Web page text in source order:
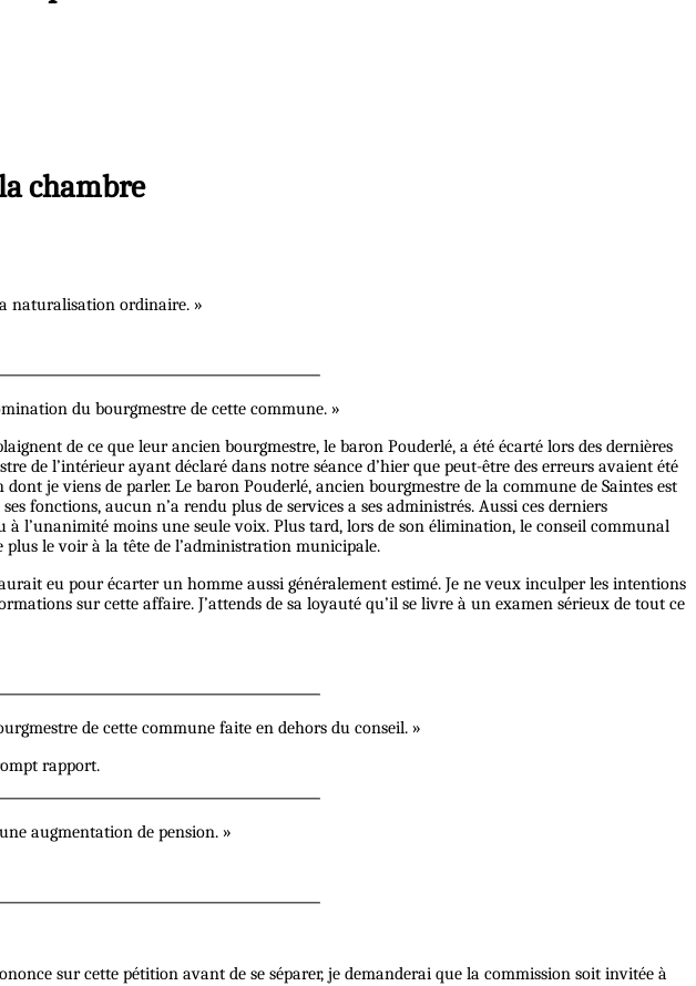
chambre
naturalisation ordinaire. »
du bourgmestre de cette commune. »
de ce que leur ancien bourgmestre, le baron Pouderlé, a été écarté lors des dernières
de l’intérieur ayant déclaré dans notre séance d’hier que peut-être des erreurs avaient été
je viens de parler. Le baron Pouderlé, ancien bourgmestre de la commune de Saintes est
fonctions, aucun n’a rendu plus de services a ses administrés. Aussi ces derniers
l’unanimité moins une seule voix. Plus tard, lors de son élimination, le conseil communal
plus le voir à la tête de l’administration municipale.
eu pour écarter un homme aussi généralement estimé. Je ne veux inculper les intentions
sur cette affaire. J’attends de sa loyauté qu’il se livre à un examen sérieux de tout ce
de cette commune faite en dehors du conseil. »
rapport.
augmentation de pension. »
sur cette pétition avant de se séparer, je demanderai que la commission soit invitée à